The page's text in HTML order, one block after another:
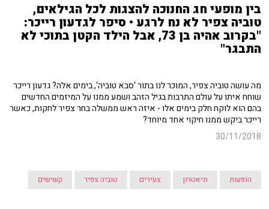
בין מופעי חג החנוכה להצגות לכל הגילאים,
טוביה צפיר לא נח לרגע • סיפר לגדעון רייכר:
"בקרוב אהיה בן 73, אבל הילד הקטן בתוכי לא
התבגר"
מה עושה טוביה צפיר, המוכר לנו בתור 'סבא טוביה', בימים אלה? גדעון רייכר
שוחח איתו על עולם התרבות בגיל הזהב ושמע ממנו על המיזמים החדשים
בהם הוא לוקח חלק בימים אלו - איזה ראש ממשלה בחר צפיר לחקות, כאשר
רייכר ביקש ממנו חיקוי אחד מיוחד?
30/11/2018
הופעות תיאטרון צעירים טוביה צפיר קשישים